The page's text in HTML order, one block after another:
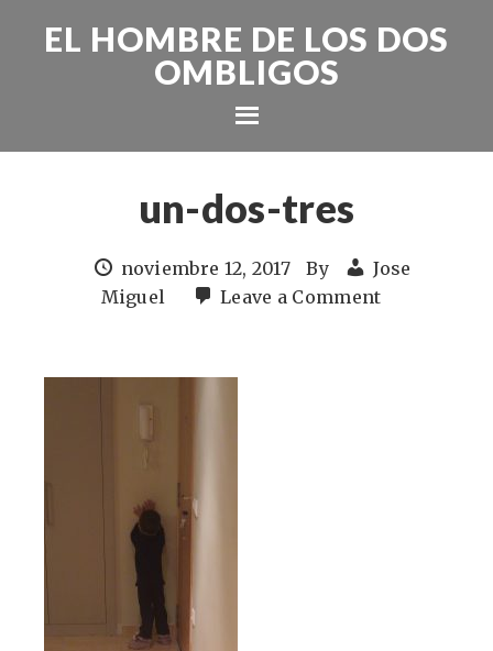
EL HOMBRE DE LOS DOS
OMBLIGOS
un-dos-tres
noviembre 12, 2017 By
Jose
Miguel
Leave a Comment